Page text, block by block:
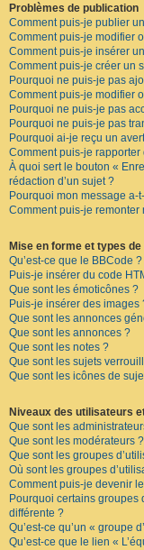
Problèmes de publication
Comment puis-je publier
Comment puis-je modifier
Comment puis-je insérer
Comment puis-je créer un
Pourquoi ne puis-je pas
Comment puis-je modifier
Pourquoi ne puis-je pas
Pourquoi ne puis-je pas
Pourquoi ai-je reçu un
Comment puis-je
À quoi sert le bouton «
rédaction d’un sujet ?
Pourquoi mon message a-
Comment puis-je remonter
Mise en forme et types
Qu’est-ce que le BBCode ?
Puis-je insérer du code
Que sont les émoticônes ?
Puis-je insérer des images
Que sont les annonces
Que sont les annonces ?
Que sont les notes ?
Que sont les sujets
Que sont les icônes de
Niveaux des utilisateurs
Que sont les
Que sont les modérateurs ?
Que sont les groupes
Où sont les groupes
Comment puis-je devenir
Pourquoi certains groupes
différente ?
Qu’est-ce qu’un « groupe
Qu’est-ce que le lien «